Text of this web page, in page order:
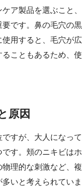
ア製品を選ぶこと、
です。鼻の毛穴の黒
用すると、毛穴が広
こともあるため、使
原因
すが、大人になって
す。頬のニキビはホ
理的な刺激など、複
いと考えられていま